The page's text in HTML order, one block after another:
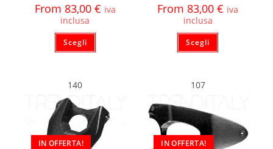
From 83,00 € iva
inclusa
Scegli
From 83,00€ iva
inclusa
Scegli
140
IN OFFERTA!
107
IN OFFERTA!